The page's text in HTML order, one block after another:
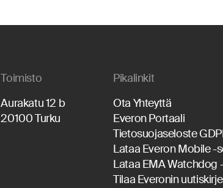
Toimisto
Aurakatu 12 b
20100 Turku
Pikalinkit
Ota Yhteyttä
Everon Portaali
Tietosuojaseloste
Lataa Everon Mobile -
Lataa EMA Watchdog
Tilaa Everonin uutiskirje